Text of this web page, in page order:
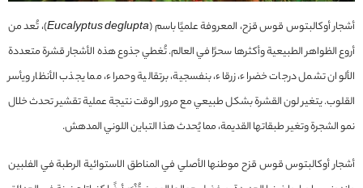
أشجار أوكالبتوس قوس قزح، المعروفة علميًا باسم (Eucalyptus deglupta)، تُعد من
أروع الظواهر الطبيعية وأكثرها سحرًا في العالم. تُغطي جذوع هذه الأشجار قشرة متعددة
الألوان تشمل درجات خضراء، زرقاء، بنفسجية، برتقالية وحمراء، مما يجذب الأنظار ويأسر
القلوب. يتغير لون القشرة بشكل طبيعي مع مرور الوقت نتيجة عملية تقشير تحدث خلال
نمو الشجرة وتغير طبقاتها القديمة، مما يُحدث هذا التباين اللوني المدهش.
أشجار أوكالبتوس قوس قزح موطنها الأصلي في المناطق الاستوائية الرطبة في الفلبين